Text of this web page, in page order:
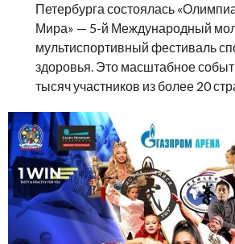
Петербурга состоялась
Мира» — 5-й Международный
мультиспортивный фестиваль
здоровья. Это масштабное
тысяч участников из более 20